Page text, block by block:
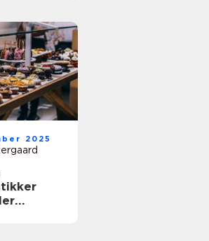
2025